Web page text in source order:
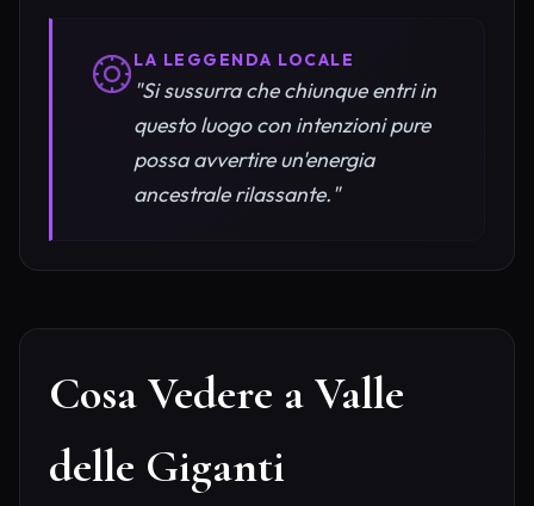
LA LEGGENDA LOCALE
"Si sussurra che chiunque entri in
questo luogo con intenzioni pure
possa avvertire un'energia
ancestrale rilassante."
Cosa Vedere a Valle
delle Giganti